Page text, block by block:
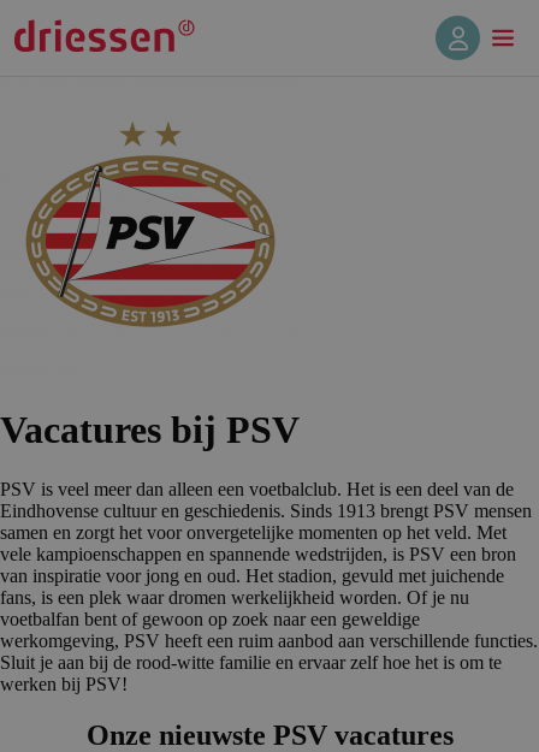
Vacatures bij PSV
PSV is veel meer dan alleen een voetbalclub. Het is een deel van de
Eindhovense cultuur en geschiedenis. Sinds 1913 brengt PSV mensen
samen en zorgt het voor onvergetelijke momenten op het veld. Met
vele kampioenschappen en spannende wedstrijden, is PSV een bron
van inspiratie voor jong en oud. Het stadion, gevuld met juichende
fans, is een plek waar dromen werkelijkheid worden. Of je nu
voetbalfan bent of gewoon op zoek naar een geweldige
werkomgeving, PSV heeft een ruim aanbod aan verschillende functies.
Sluit je aan bij de rood-witte familie en ervaar zelf hoe het is om te
werken bij PSV!
Onze nieuwste PSV vacatures